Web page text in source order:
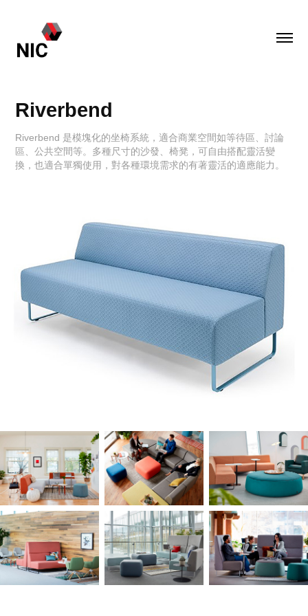
Riverbend
Riverbend 是模塊化的坐椅系統，適合商業空間如等待區、討論
區、公共空間等。多種尺寸的沙發、椅凳，可自由搭配靈活變
換，也適合單獨使用，對各種環境需求的有著靈活的適應能力。